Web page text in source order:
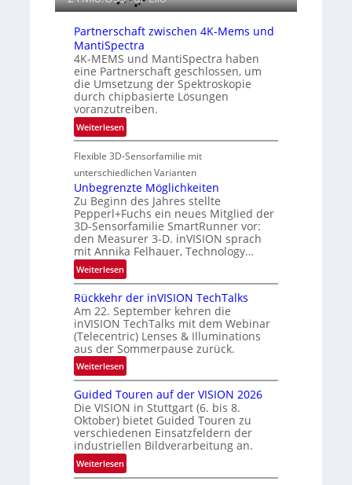
g
a
f
i
e
n
L
u
f
t
-
u
n
d
R
a
u
m
f
a
h
r
t
t
e
c
h
n
i
k
n
z
i
n
E
M
E
A
-
g
i
o
n
Partnerschaft zwischen 4K-Mems und
MantiSpectra
4K-MEMS und MantiSpectra haben
eine Partnerschaft geschlossen, um
die Umsetzung der Spektroskopie
durch chipbasierte Lösungen
voranzutreiben.
Weiterlesen:
P
a
r
t
n
e
r
s
c
h
f
t
z
w
i
s
c
h
e
n
4
K
Flexible 3D-Sensorfamilie mit
unterschiedlichen Varianten
Unbegrenzte Möglichkeiten
Zu Beginn des Jahres stellte
Pepperl+Fuchs ein neues Mitglied der
3D-Sensorfamilie SmartRunner vor:
den Measurer 3-D. inVISION sprach
mit Annika Felhauer, Technology…
Weiterlesen:
U
n
b
e
g
r
e
z
t
e
M
ö
g
Rückkehr der inVISION TechTalks
Am 22. September kehren die
inVISION TechTalks mit dem Webinar
(Telecentric) Lenses & Illuminations
aus der Sommerpause zurück.
Weiterlesen:
R
ü
c
k
k
e
h
Guided Touren auf der VISION 2026
Die VISION in Stuttgart (6. bis 8.
Oktober) bietet Guided Touren zu
verschiedenen Einsatzfeldern der
industriellen Bildverarbeitung an.
Weiterlesen:
G